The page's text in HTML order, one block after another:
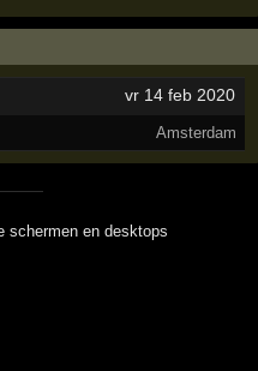
vr 14 feb 2020
Amsterdam
schermen en desktops